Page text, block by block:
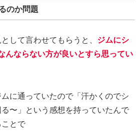
のか問題
して言わせてもらうと、 ジムにシ
んならない方が良いとすら思ってい
に通っていたので「汗かくのでシ
〜」という感想を持っていたんで
とで